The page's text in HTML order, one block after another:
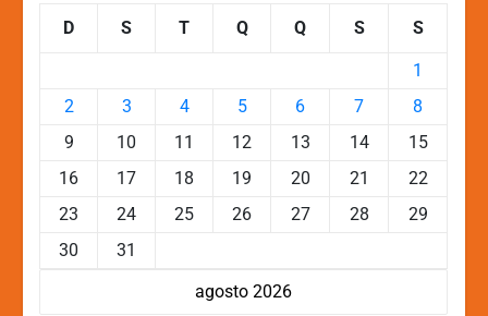
agosto 2026
D S T Q Q S S
1
2
3 4 5 6 7
8
9
10 11 12 13 14
15
16
17 18 19 20 21
22
23
24 25 26 27 28
29
30
31